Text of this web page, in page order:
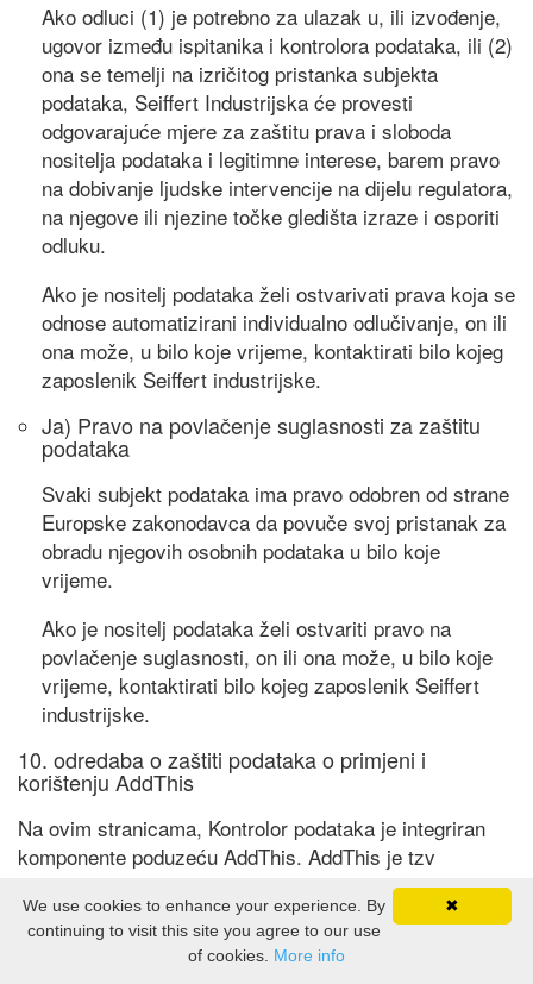
Ako odluci (1) je potrebno za ulazak u, ili izvođenje,
ugovor između ispitanika i kontrolora podataka, ili (2)
ona se temelji na izričitog pristanka subjekta
podataka, Seiffert Industrijska će provesti
odgovarajuće mjere za zaštitu prava i sloboda
nositelja podataka i legitimne interese, barem pravo
na dobivanje ljudske intervencije na dijelu regulatora,
na njegove ili njezine točke gledišta izraze i osporiti
odluku.
Ako je nositelj podataka želi ostvarivati ​​prava koja se
odnose automatizirani individualno odlučivanje, on ili
ona može, u bilo koje vrijeme, kontaktirati bilo kojeg
zaposlenik Seiffert industrijske.
Ja) Pravo na povlačenje suglasnosti za zaštitu
podataka
Svaki subjekt podataka ima pravo odobren od strane
Europske zakonodavca da povuče svoj pristanak za
obradu njegovih osobnih podataka u bilo koje
vrijeme.
Ako je nositelj podataka želi ostvariti pravo na
povlačenje suglasnosti, on ili ona može, u bilo koje
vrijeme, kontaktirati bilo kojeg zaposlenik Seiffert
industrijske.
10. odredaba o zaštiti podataka o primjeni i
korištenju AddThis
Na ovim stranicama, Kontrolor podataka je integriran
komponente poduzeću AddThis. AddThis je tzv
pojednostavljeno označavanje internetskih stranica
putem gumba. Klikom na AddThis komponente s
mišem, ili klikom na njega, Prikazuje se popis
✖
We use cookies to enhance your experience. By
continuing to visit this site you agree to our use
of cookies. More info